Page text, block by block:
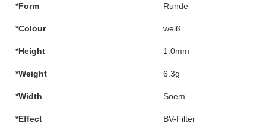
*Form Runde
*Colour weiß
*Height 1.0mm
*Weight 6.3g
*Width Soem
*Effect BV-Filter